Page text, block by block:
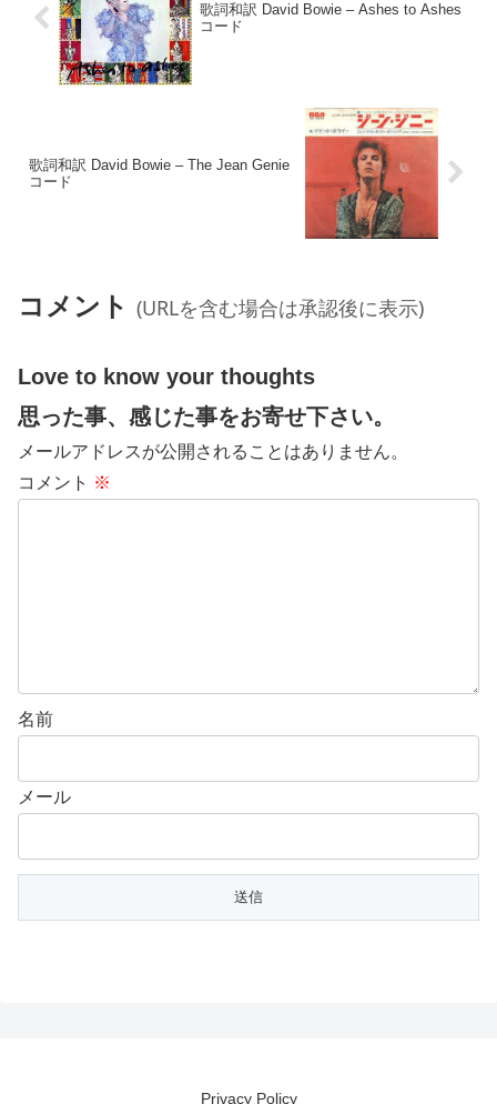
歌詞和訳 David Bowie – Ashes to Ashes
コード
歌詞和訳 David Bowie – The Jean Genie
コード
コメント (URLを含む場合は承認後に表示)
Love to know your thoughts
思った事、感じた事をお寄せ下さい。
メールアドレスが公開されることはありません。
コメント ※
名前
メール
Privacy Policy